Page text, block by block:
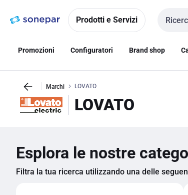
navigazionealla
Prodotti e Servizi
Cerca
Promozioni Configuratori Brand shop
Marchi LOVATO
LOVATO
Esplora le nostre
Filtra la tua ricerca utilizzando una delle